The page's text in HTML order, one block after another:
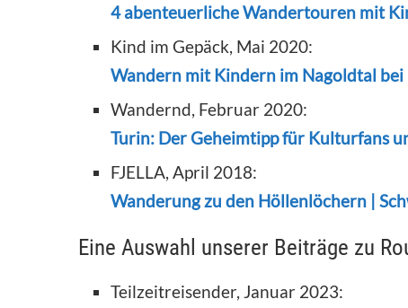
4 abenteuerliche Wandertouren mit
Kind im Gepäck, Mai 2020:
Wandern mit Kindern im Nagoldtal bei
Wandernd, Februar 2020:
Turin: Der Geheimtipp für Kulturfans
FJELLA, April 2018:
Wanderung zu den Höllenlöchern |
Eine Auswahl unserer Beiträge zu
Teilzeitreisender, Januar 2023: